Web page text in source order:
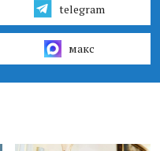
telegram
макс